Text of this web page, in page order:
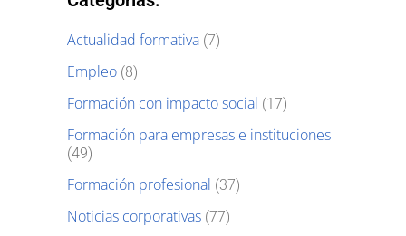
Actualidad formativa (7)
Empleo (8)
Formación con impacto social (17)
Formación para empresas e instituciones
(49)
Formación profesional (37)
Noticias corporativas (77)